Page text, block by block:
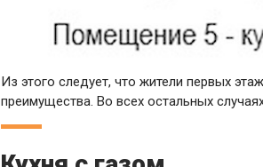
Из этого следует, что жители первых
преимущества. Во всех остальных